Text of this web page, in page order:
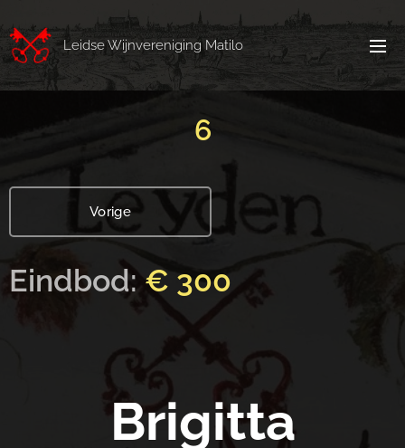
Leidse Wijnvereniging Matilo
6
Vorige
Eindbod:€ 300
Brigitta